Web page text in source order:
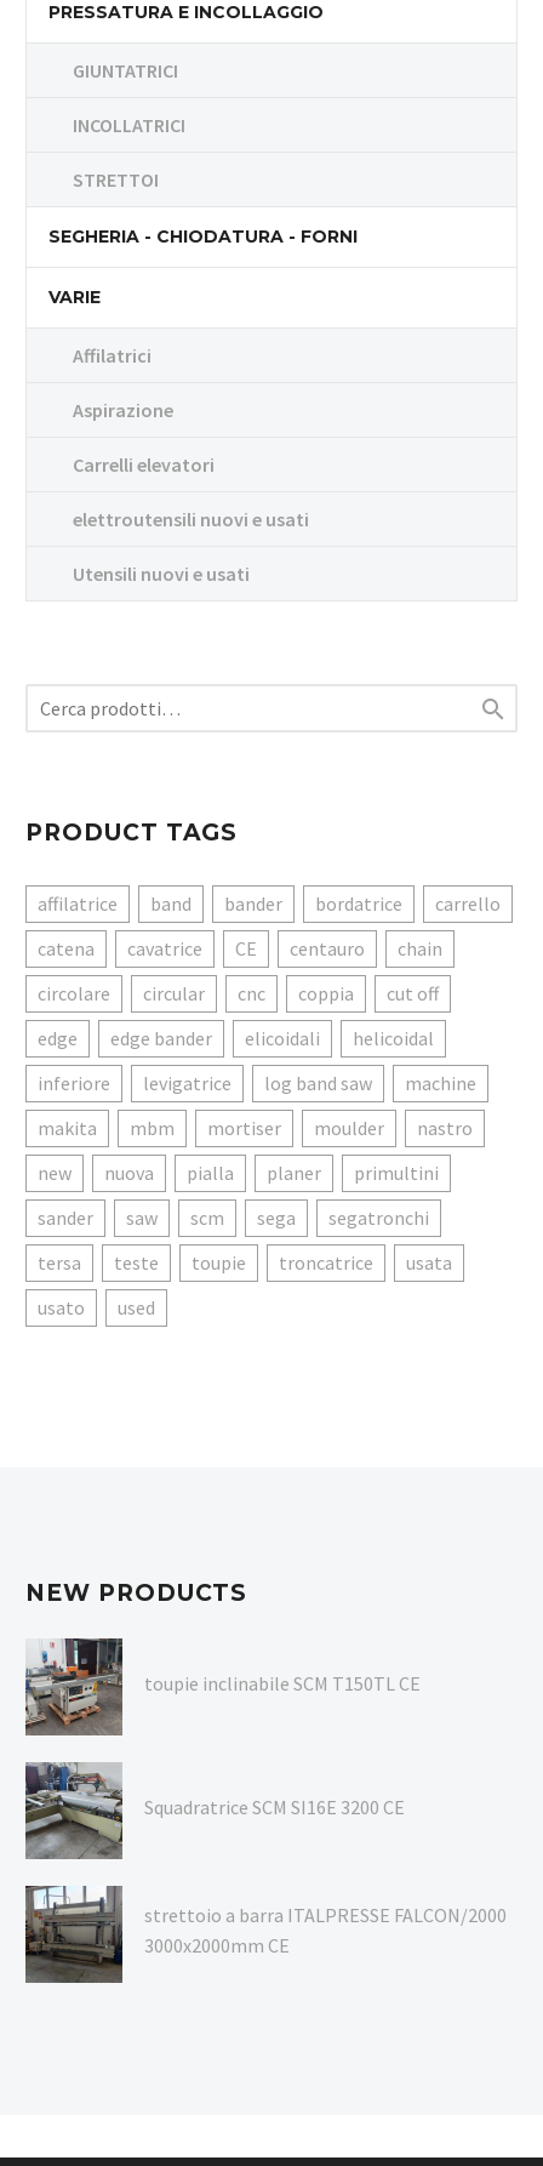
PRESSATURA E INCOLLAGGIO
GIUNTATRICI
INCOLLATRICI
STRETTOI
SEGHERIA - CHIODATURA - FORNI
VARIE
Affilatrici
Aspirazione
Carrelli elevatori
elettroutensili nuovi e usati
Utensili nuovi e usati

PRODUCT TAGS
affilatrice band bander bordatrice
carrello
catena
cavatrice CE centauro
chain
circolare
circular cnc coppia
cut off
edge
edge bander elicoidali
helicoidal
inferiore
levigatrice log band saw
machine
makita
mbm mortiser moulder
nastro
new
nuova pialla planer
primultini
sander
saw scm sega
segatronchi
tersa
teste toupie troncatrice
usata
usato
used
NEW PRODUCTS
toupie inclinabile SCM T150TL CE
Squadratrice SCM SI16E 3200 CE
strettoio a barra ITALPRESSE FALCON/2000
3000x2000mm CE